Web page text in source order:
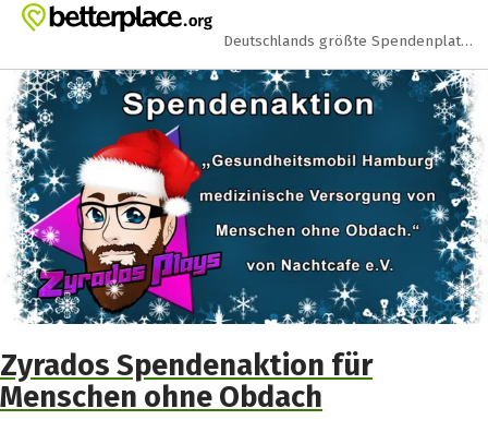
Zum Hauptinhalt springen
Erklärung zur Barrierefreiheit anzeigen
Deutschlands größte Spendenplattform
Zyrados Spendenaktion für
Menschen ohne Obdach